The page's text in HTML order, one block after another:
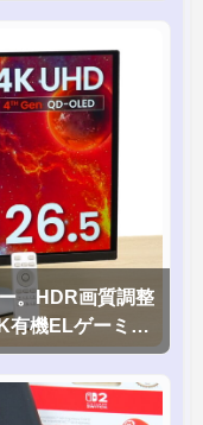
。HDR画質調整
有機ELゲーミン